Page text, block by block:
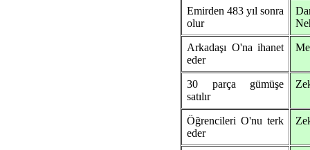
Emirden 483 yıl sonra
olur
Arkadaşı O'na ihanet
eder
30 parça gümüşe
satılır
Öğrencileri O'nu terk
eder